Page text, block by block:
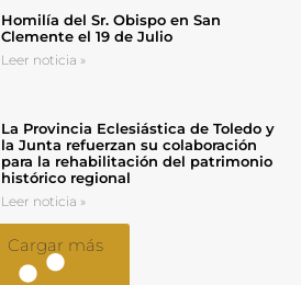
Homilía del Sr. Obispo en San
Clemente el 19 de Julio
Leer noticia »
La Provincia Eclesiástica de Toledo y
la Junta refuerzan su colaboración
para la rehabilitación del patrimonio
histórico regional
Leer noticia »
Cargar más